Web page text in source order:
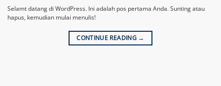
Selamt datang di WordPress. Ini adalah pos pertama Anda. Sunting atau
hapus, kemudian mulai menulis!
CONTINUE READING →